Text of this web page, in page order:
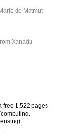
de Matmut
Xanadu
a free 1,522 pages